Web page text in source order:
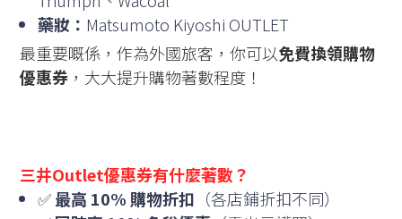
藥妝： Matsumoto Kiyoshi OUTLET
最重要嘅係，作為外國旅客，你可以免費換領購物
優惠券 ，大大提升購物著數程度！
三井Outlet優惠券有什麼著數？
✅最高 10% 購物折扣 （各店鋪折扣不同）